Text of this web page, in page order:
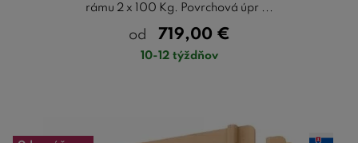
rámu 2 x 100 Kg. Povrchová úpr ...
od 719,00 €
10-12 týždňov